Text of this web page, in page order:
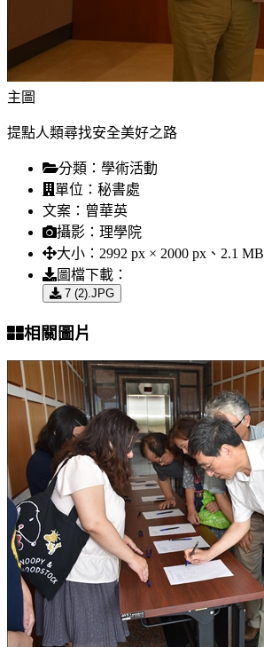
主圖
提點人類尋找安全美好之路
分類： 學術活動
單位： 秘書處
文案： 曾華英
攝影： 理學院
大小： 2992 px × 2000 px、2.1 MB
圖檔下載：
7 (2).JPG
相關圖片